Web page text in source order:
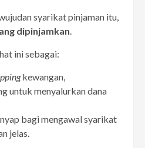
syarikat pinjaman itu,
dipinjamkan
ini sebagai:
kewangan,
untuk menyalurkan dana
bagi mengawal syarikat
jelas.